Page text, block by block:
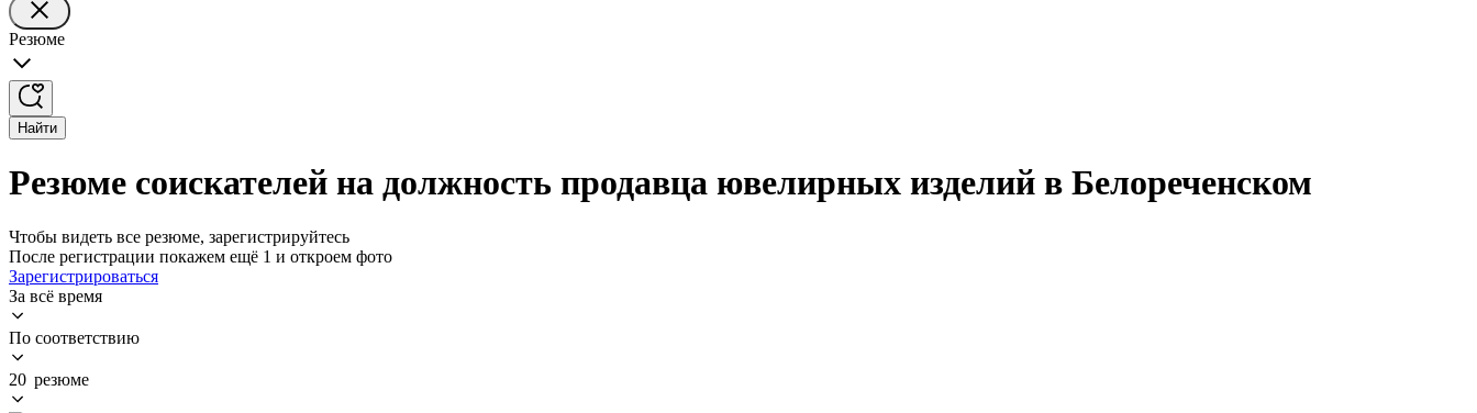
Резюме
Найти
Резюме соискателей на должность продавца ювелирных изделий в Белореченском
Чтобы видеть все резюме, зарегистрируйтесь
После регистрации покажем ещё 1 и откроем фото
Зарегистрироваться
За всё время
По соответствию
20 резюме